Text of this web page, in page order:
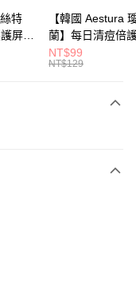
銀行
銀行
商業銀行
商業銀行
銀行
動跳轉到大哥付的交易
截止日，確認付款後即完
付你分期系統評分，恕無
稱本公司）所提供，讓
特
屏障
【韓國 Aestura
蘭】每日清痘倍
潔面泡沫 30g
NT$99
NT$129